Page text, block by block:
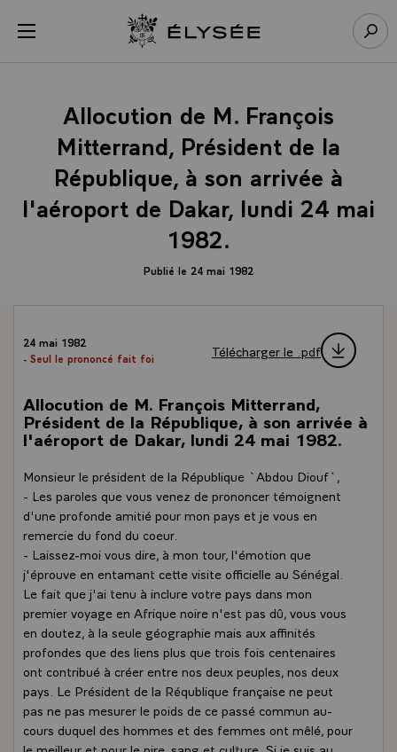
menu Retour à l’accueil Élysée
Allocution de M. François
Mitterrand, Président de la
République, à son arrivée à
l'aéroport de Dakar, lundi 24 mai
1982.
Publié le 24 mai 1982
24 mai 1982
- Seul le prononcé fait foi
Télécharger le .pdf
Allocution de M. François Mitterrand,
Président de la République, à son arrivée à
l'aéroport de Dakar, lundi 24 mai 1982.
Monsieur le président de la République `Abdou Diouf`,
- Les paroles que vous venez de prononcer témoignent
d'une profonde amitié pour mon pays et je vous en
remercie du fond du coeur.
- Laissez-moi vous dire, à mon tour, l'émotion que
j'éprouve en entamant cette visite officielle au Sénégal.
Le fait que j'ai tenu à inclure votre pays dans mon
premier voyage en Afrique noire n'est pas dû, vous vous
en doutez, à la seule géographie mais aux affinités
profondes que des liens plus que trois fois centenaires
ont contribué à créer entre nos deux peuples, nos deux
pays. Le Président de la Réqublique française ne peut
pas ne pas mesurer le poids de ce passé commun au-
cours duquel des hommes et des femmes ont mêlé, pour
le meilleur et pour le pire, sang et culture. Si je suis au
Panneau de gestion des cookies